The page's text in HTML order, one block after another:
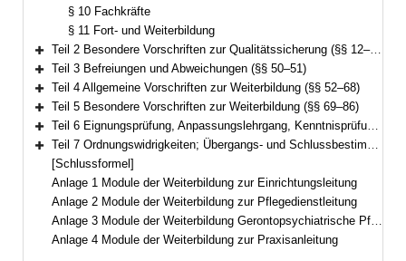
§ 10 Fachkräfte
§ 11 Fort- und Weiterbildung
Bereich erweitern
Teil 2 Besondere Vorschriften zur Qualitätssicherung (§§ 12–49)
Bereich erweitern
Teil 3 Befreiungen und Abweichungen (§§ 50–51)
Bereich erweitern
Teil 4 Allgemeine Vorschriften zur Weiterbildung (§§ 52–68)
Bereich erweitern
Teil 5 Besondere Vorschriften zur Weiterbildung (§§ 69–86)
Bereich erweitern
Teil 6 Eignungsprüfung, Anpassungslehrgang, Kenntnisprüfung (§§ 87–88)
Bereich erweitern
Teil 7 Ordnungswidrigkeiten; Übergangs- und Schlussbestimmungen (§§ 89–91)
[Schlussformel]
Anlage 1 Module der Weiterbildung zur Einrichtungsleitung
Anlage 2 Module der Weiterbildung zur Pflegedienstleitung
Anlage 3 Module der Weiterbildung Gerontopsychiatrische Pflege und Betreuung
Anlage 4 Module der Weiterbildung zur Praxisanleitung